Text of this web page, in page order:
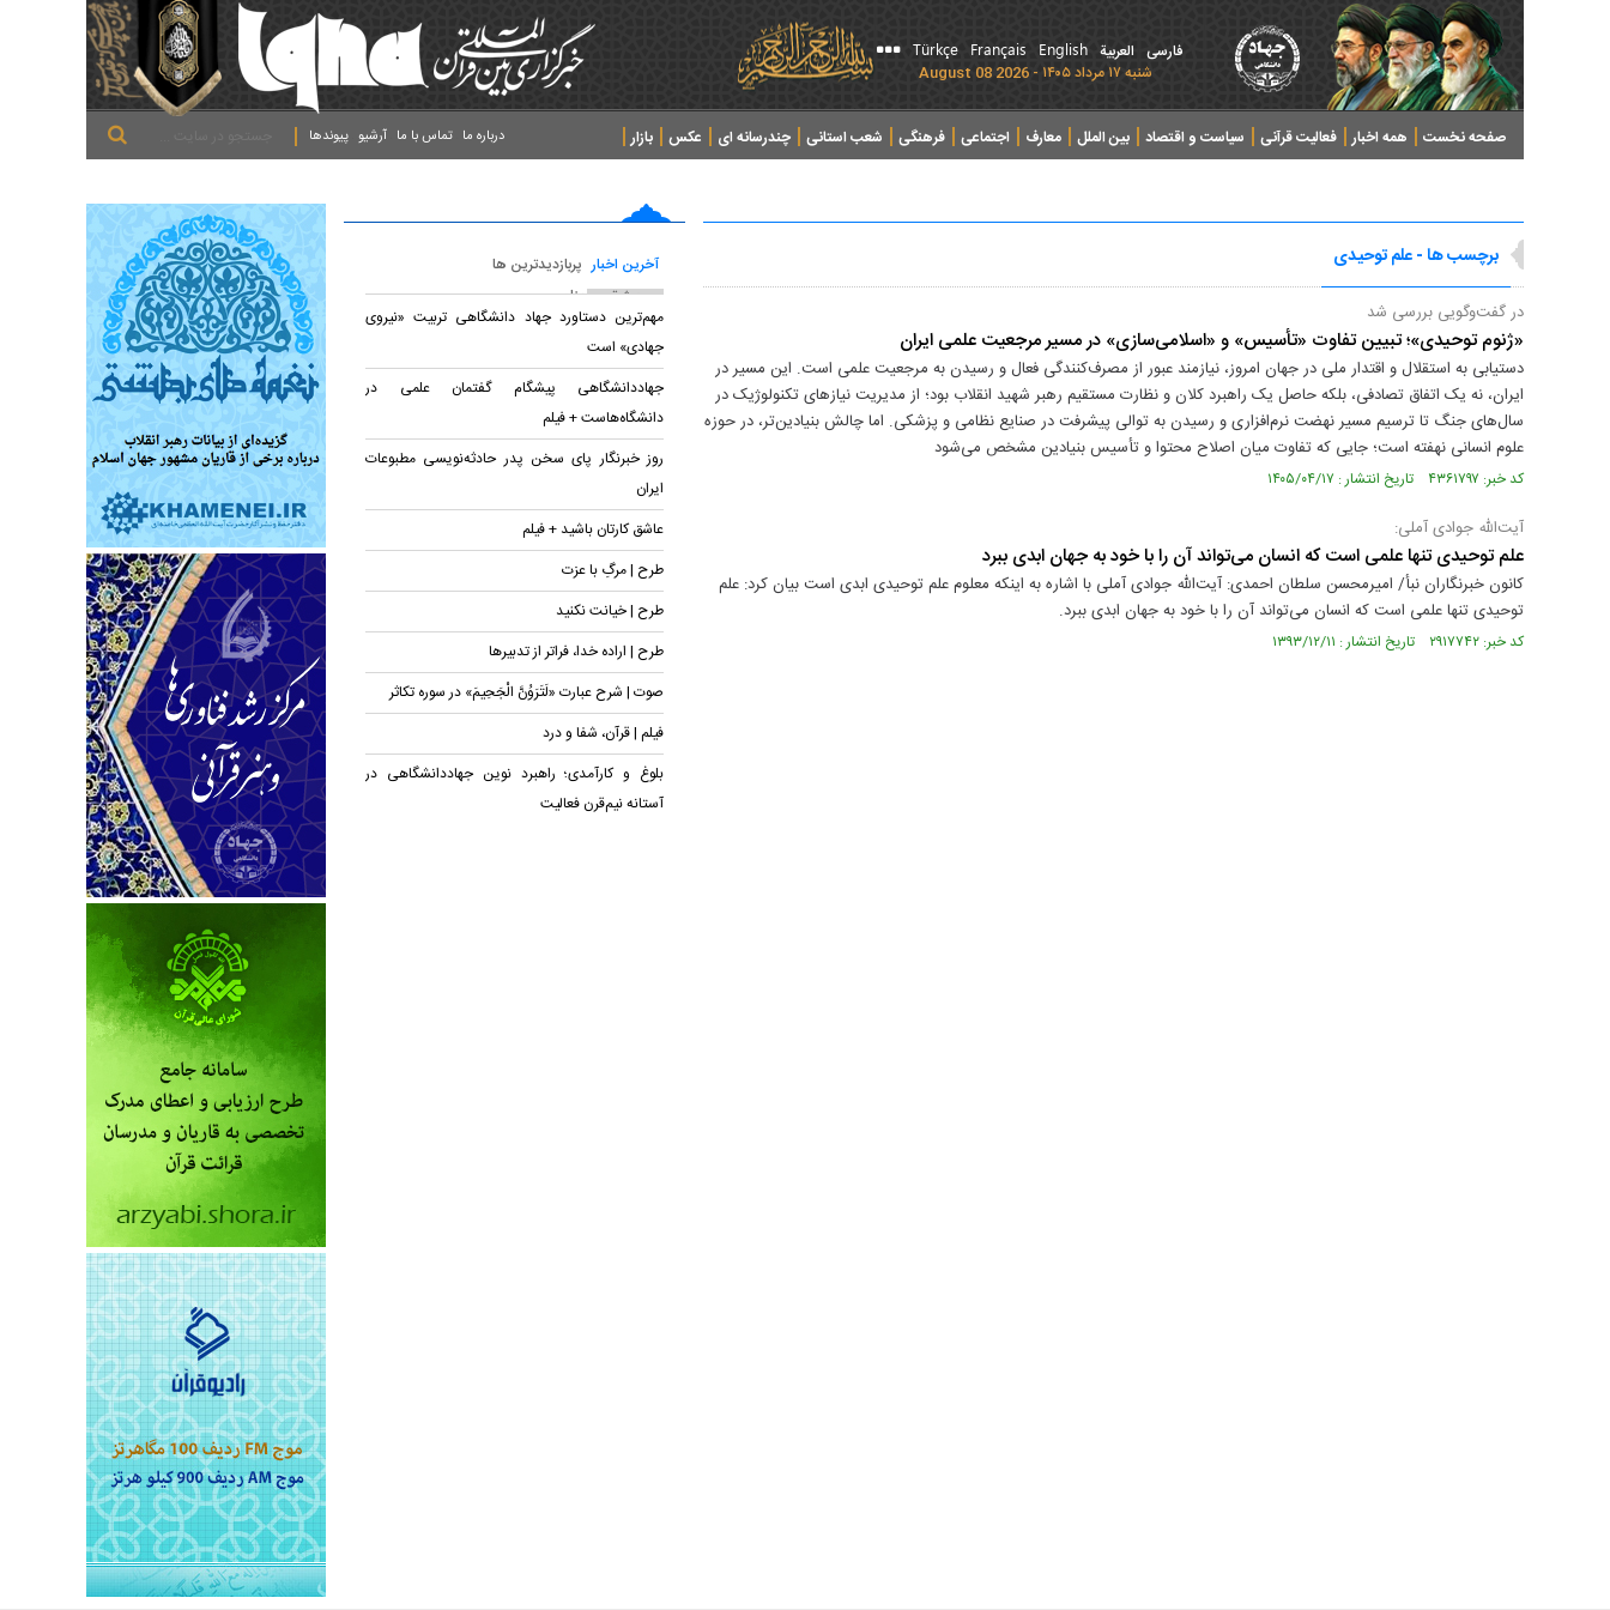
فارسی العربیة English
Français
Türkçe
شنبه ۱۷ مرداد ۱۴۰۵ - 2026 August 08
صفحه نخست همه اخبار فعالیت قرآنی سیاست و اقتصاد بین الملل معارف اجتماعی فرهنگی شعب استانی چندرسانه ای عکس
بازار
پیوندها آرشیو تماس با ما درباره ما
برچسب ها - علم توحیدی
در گفت‌وگویی بررسی شد
«ژنوم توحیدی»؛ تبیین تفاوت «تأسیس» و «اسلامی‌سازی» در مسیر مرجعیت علمی ایران
دستیابی به استقلال و اقتدار ملی در جهان امروز، نیازمند عبور از مصرف‌کنندگی فعال و رسیدن به مرجعیت علمی است. این مسیر در
ایران، نه یک اتفاق تصادفی، بلکه حاصل یک راهبرد کلان و نظارت مستقیم رهبر شهید انقلاب بود؛ از مدیریت نیازهای تکنولوژیک در
سال‌های جنگ تا ترسیم مسیر نهضت نرم‌افزاری و رسیدن به توالی پیشرفت در صنایع نظامی و پزشکی. اما چالش بنیادین‌تر، در حوزه
علوم انسانی نهفته است؛ جایی که تفاوت میان اصلاح محتوا و تأسیس بنیادین مشخص می‌شود
کد خبر: ۴۳۶۱۷۹۷ تاریخ انتشار : ۱۴۰۵/۰۴/۱۷
آیت‌الله جوادی آملی:
علم توحیدی تنها علمی است که انسان می‌تواند آن را با خود به جهان ابدی ببرد
کانون خبرنگاران نبأ/ امیرمحسن سلطان احمدی: آیت‌الله جوادی آملی با اشاره به اینکه معلوم علم توحیدی ابدی است بیان کرد: علم
توحیدی تنها علمی است که انسان می‌تواند آن را با خود به جهان ابدی ببرد.
کد خبر: ۲۹۱۷۷۴۲ تاریخ انتشار : ۱۳۹۳/۱۲/۱۱
آخرین اخبار پربازدیدترین ها
پربحث ترین عناوین
مهم‌ترین دستاورد جهاد دانشگاهی تربیت «نیروی
جهادی» است
جهاددانشگاهی پیشگام گفتمان علمی در
دانشگاه‌هاست + فیلم
روز خبرنگار پای سخن پدر حادثه‌نویسی مطبوعات
ایران
عاشق کارتان باشید + فیلم
طرح | مرگِ با عزت
طرح | خیانت نکنید
طرح | اراده خدا، فراتر از تدبیرها
صوت | شرح عبارت «لَتَرَوُنَّ الْجَحِیمَ» در سوره تکاثر
فیلم | قرآن، شفا و درد
بلوغ و کارآمدی؛ راهبرد نوین جهاددانشگاهی در
آستانه نیم‌قرن فعالیت